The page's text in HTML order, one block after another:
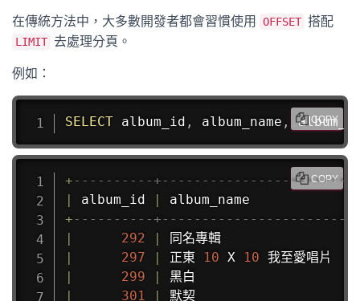
在傳統方法中，大多數開發者都會習慣使用 OFFSET 搭配
LIMIT 去處理分頁。
例如：
SELECT album_id , album_name , COPY
+----------
album_id
+----------
292
同
297 正東 10 X 10 我至愛唱片
299
301
COPY